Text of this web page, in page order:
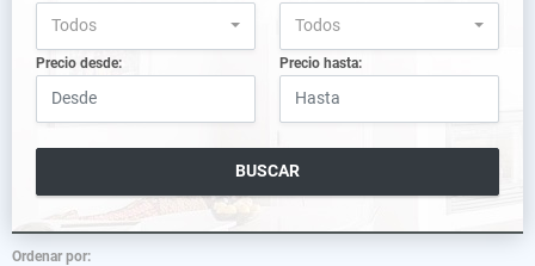
Todos Todos
Precio desde: Precio hasta:
BUSCAR
Ordenar por: